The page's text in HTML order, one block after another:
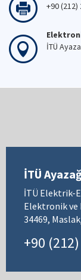
+90 (212)
İTÜ
İTÜ
İTÜ Elektrik-
Elektronik ve
34469,
+90